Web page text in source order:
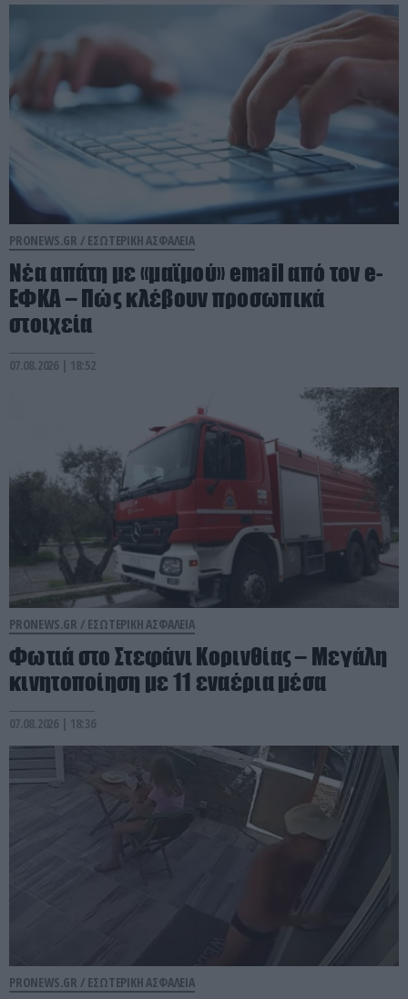
PRONEWS.GR / ΕΣΩΤΕΡΙΚΗ ΑΣΦΑΛΕΙΑ
Νέα απάτη με «μαϊμού» email από τον e-
ΕΦΚΑ – Πώς κλέβουν προσωπικά
στοιχεία
07.08.2026 | 18:52
PRONEWS.GR / ΕΣΩΤΕΡΙΚΗ ΑΣΦΑΛΕΙΑ
Φωτιά στο Στεφάνι Κορινθίας – Μεγάλη
κινητοποίηση με 11 εναέρια μέσα
07.08.2026 | 18:36
PRONEWS.GR / ΕΣΩΤΕΡΙΚΗ ΑΣΦΑΛΕΙΑ